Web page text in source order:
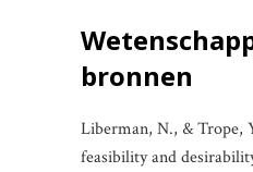
bronnen
Liberman, N., & Trope,
feasibility and